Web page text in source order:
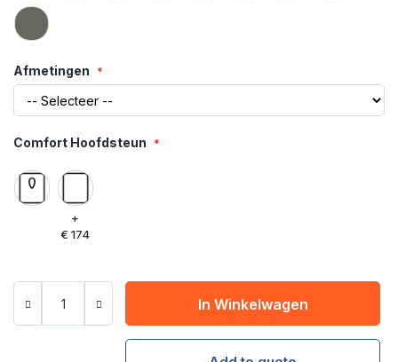
Afmetingen
Comfort Hoofdsteun
+
€ 174
In Winkelwagen